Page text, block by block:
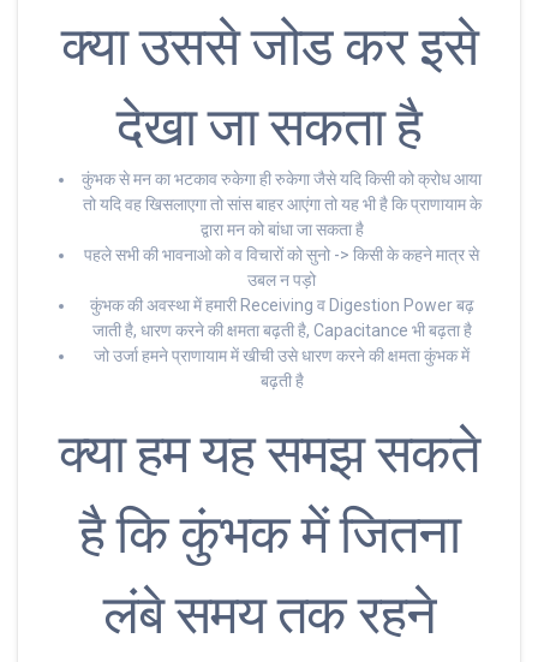
क्या उससे जोड कर इसे
देखा जा सकता है
कुंभक से मन का भटकाव रुकेगा ही रुकेगा जैसे यदि किसी को क्रोध आया
तो यदि वह खिसलाएगा तो सांस बाहर आएंगा तो यह भी है कि प्राणायाम के
द्वारा मन को बांधा जा सकता है
पहले सभी की भावनाओ को व विचारों को सुनो -> किसी के कहने मात्र से
उबल न पड़ो
कुंभक की अवस्था में हमारी Receiving व Digestion Power बढ़
जाती है, धारण करने की क्षमता बढ़ती है, Capacitance भी बढ़ता है
जो उर्जा हमने प्राणायाम में खीची उसे धारण करने की क्षमता कुंभक में
बढ़ती है
क्या हम यह समझ सकते
है कि कुंभक में जितना
लंबे समय तक रहने